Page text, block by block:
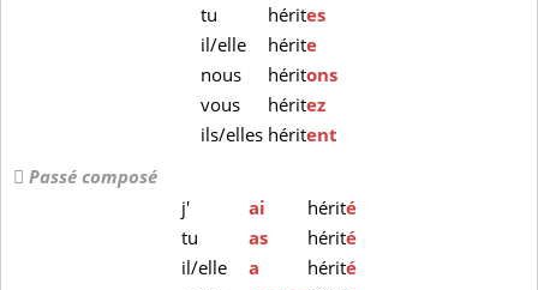
tu
hérites
il/elle
hérite
nous
héritons
vous
héritez
ils/elles héritent
Passé composé
j'
ai hérité
tu
as hérité
il/elle
a hérité